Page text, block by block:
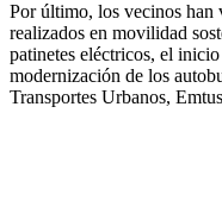
Por último, los vecinos han
realizados en movilidad
patinetes eléctricos, el
modernización de los
Transportes Urbanos,